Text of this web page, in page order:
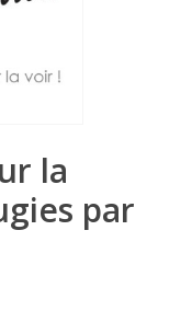
la
par